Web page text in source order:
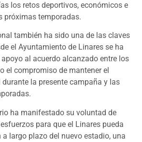
los retos deportivos, económicos e
próximas temporadas.
también ha sido una de las claves
el Ayuntamiento de Linares se ha
al acuerdo alcanzado entre los
el compromiso de mantener el
la presente campaña y las
ha manifestado su voluntad de
para que el Linares pueda
largo plazo del nuevo estadio, una